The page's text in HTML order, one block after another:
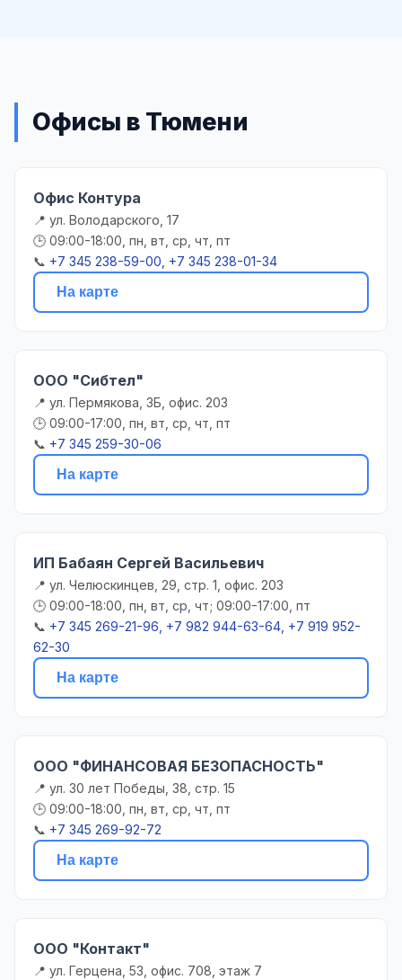
Офисы в Тюмени
Офис Контура
📍 ул. Володарского, 17
🕒 09:00-18:00, пн, вт, ср, чт, пт
📞 +7 345 238-59-00, +7 345 238-01-34
На карте
ООО "Сибтел"
📍 ул. Пермякова, 3Б, офис. 203
🕒 09:00-17:00, пн, вт, ср, чт, пт
📞 +7 345 259-30-06
На карте
ИП Бабаян Сергей Васильевич
📍 ул. Челюскинцев, 29, стр. 1, офис. 203
🕒 09:00-18:00, пн, вт, ср, чт; 09:00-17:00, пт
📞 +7 345 269-21-96, +7 982 944-63-64, +7 919 952-
62-30
На карте
ООО "ФИНАНСОВАЯ БЕЗОПАСНОСТЬ"
📍 ул. 30 лет Победы, 38, стр. 15
🕒 09:00-18:00, пн, вт, ср, чт, пт
📞 +7 345 269-92-72
На карте
ООО "Контакт"
📍 ул. Герцена, 53, офис. 708, этаж 7